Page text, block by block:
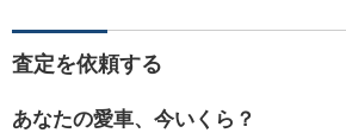
査定を依頼する
あなたの愛車、今いくら？